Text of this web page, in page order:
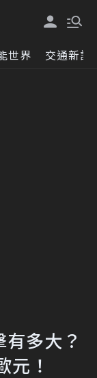
世界 交通新訊
多大？
元！